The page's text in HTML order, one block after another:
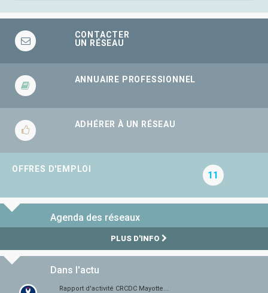
CONTACTER
UN RÉSEAU
ANNUAIRE PROFESSIONNEL
ADHÉRER À UN RÉSEAU
OFFRES D'EMPLOI
11
Agenda des réseaux
PLUS D'INFO
Dans l'actu
Rapport d'activité CRCDC Mayotte...